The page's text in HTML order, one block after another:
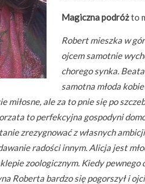
Magiczna podróżto
Robert mieszka w
ojcem samotnie
chorego synka.
samotna młoda
miłosne, ale za to pnie się po
to perfekcyjna gospodyni
zrezygnować z własnych
radości innym. Alicja jest
zoologicznym. Kiedy pewnego
Roberta bardzo się pogorszył i